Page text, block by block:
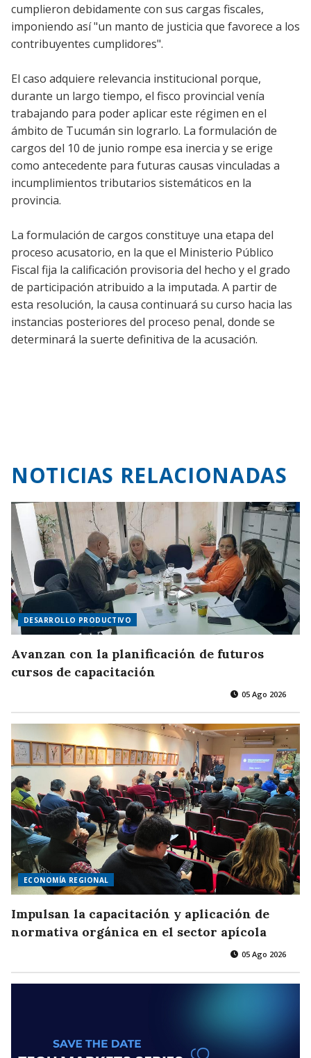
cumplieron debidamente con sus cargas fiscales,
imponiendo así "un manto de justicia que favorece a los
contribuyentes cumplidores".
El caso adquiere relevancia institucional porque,
durante un largo tiempo, el fisco provincial venía
trabajando para poder aplicar este régimen en el
ámbito de Tucumán sin lograrlo. La formulación de
cargos del 10 de junio rompe esa inercia y se erige
como antecedente para futuras causas vinculadas a
incumplimientos tributarios sistemáticos en la
provincia.
La formulación de cargos constituye una etapa del
proceso acusatorio, en la que el Ministerio Público
Fiscal fija la calificación provisoria del hecho y el grado
de participación atribuido a la imputada. A partir de
esta resolución, la causa continuará su curso hacia las
instancias posteriores del proceso penal, donde se
determinará la suerte definitiva de la acusación.
NOTICIAS RELACIONADAS
DESARROLLO PRODUCTIVO
Avanzan con la planificación de futuros
cursos de capacitación
05 Ago 2026
ECONOMÍA REGIONAL
Impulsan la capacitación y aplicación de
normativa orgánica en el sector apícola
05 Ago 2026